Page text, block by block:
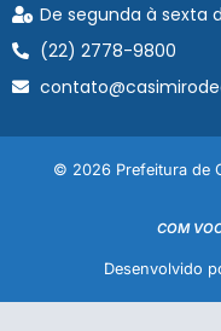
De segunda à sexta
(22) 2778-9800
© 2026 Prefeitura de
COM
Desenvolvido